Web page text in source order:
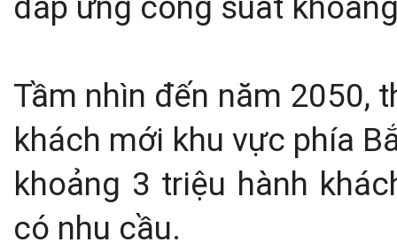
Tầm nhìn đến năm 2050,
khách mới khu vực phía
khoảng 3 triệu hành
có nhu cầu.